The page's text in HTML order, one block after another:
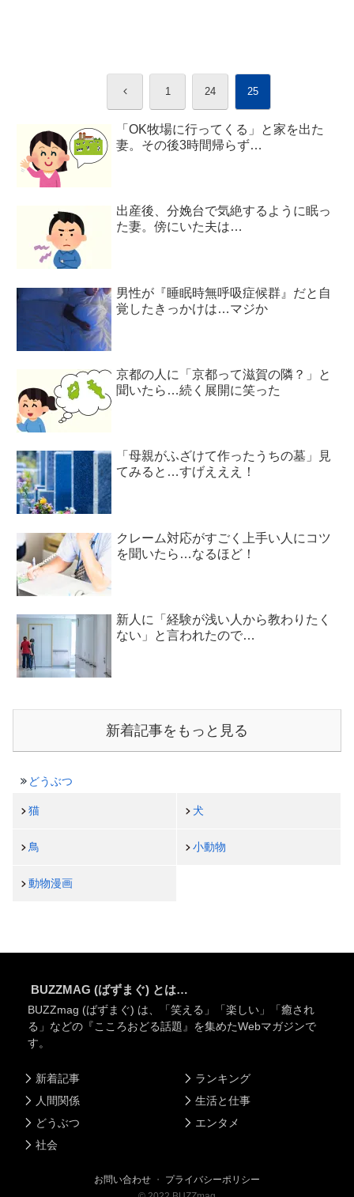
前
へ
1 24 25
「OK牧場に行ってくる」と家を出た
妻。その後3時間帰らず…
出産後、分娩台で気絶するように眠っ
た妻。傍にいた夫は…
男性が『睡眠時無呼吸症候群』だと自
覚したきっかけは…マジか
京都の人に「京都って滋賀の隣？」と
聞いたら…続く展開に笑った
「母親がふざけて作ったうちの墓」見
てみると…すげえええ！
クレーム対応がすごく上手い人にコツ
を聞いたら…なるほど！
新人に「経験が浅い人から教わりたく
ない」と言われたので…
新着記事をもっと見る
どうぶつ
猫 犬
鳥 小動物
動物漫画
BUZZMAG (ばずまぐ) とは…
BUZZmag (ばずまぐ) は、「笑える」「楽しい」「癒され
る」などの『こころおどる話題』を集めたWebマガジンで
す。
新着記事
人間関係
どうぶつ
社会
ランキング
生活と仕事
エンタメ
お問い合わせ ・ プライバシーポリシー